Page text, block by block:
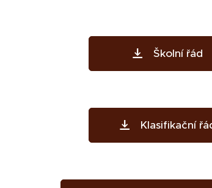
Školní řád
Klasifikační